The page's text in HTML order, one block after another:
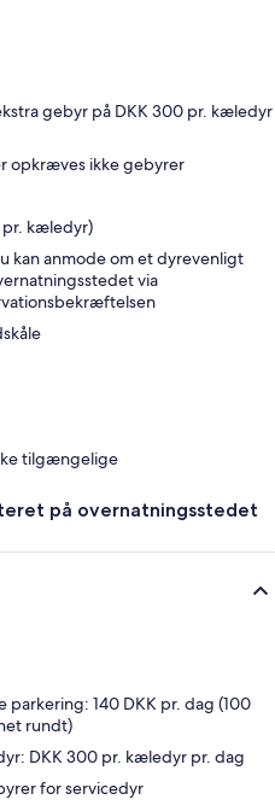
gebyr på DKK 300 pr. kæledyr
opkræves ikke gebyrer
pr. kæledyr)
kan anmode om et dyrevenligt
via
tilgængelige
på overnatningsstedet
140 DKK pr. dag (100
rundt)
DKK 300 pr. kæledyr pr. dag
for servicedyr